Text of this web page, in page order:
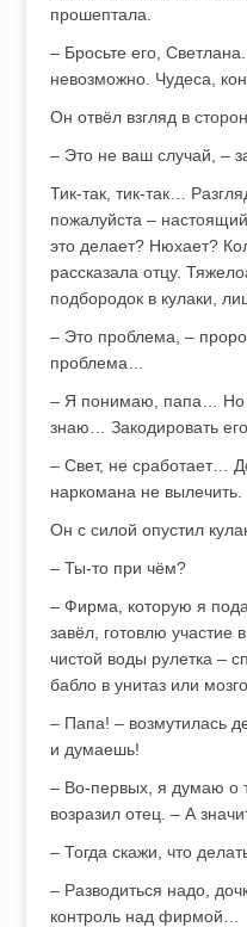
прошептала.
– Бросьте его,
невозможно. Чудеса,
Он отвёл взгляд в
– Это не ваш случай, –
Тик-так, тик-так…
пожалуйста –
это делает? Нюхает?
рассказала отцу.
подбородок в кулаки,
– Это проблема, –
проблема…
– Я понимаю, папа… Но
знаю… Закодировать
– Свет, не сработает…
наркомана не
Он с силой опустил
– Ты-то при чём?
– Фирма, которую я
завёл, готовлю участие
чистой воды рулетка –
бабло в унитаз или
– Папа! – возмутилась
и думаешь!
– Во-первых, я думаю о
возразил отец. – А
– Тогда скажи, что
– Разводиться надо,
контроль над фирмой…